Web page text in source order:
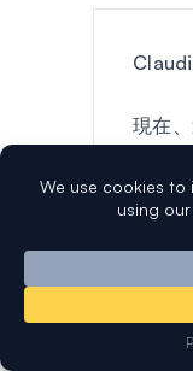
現在
機能
検討
あり